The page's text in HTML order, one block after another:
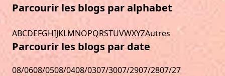
Parcourir les blogs par alphabet
ABCDEFGHIJKLMNOPQRSTUVWXYZAutres
Parcourir les blogs par date
08/0608/0508/0408/0307/3007/2907/2807/27